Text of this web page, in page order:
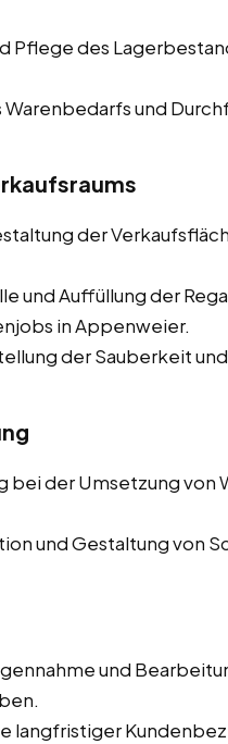
Pflege des
und
der
und Auffüllung der
in Appenweier.
der Sauberkeit
bei der Umsetzung von
und Gestaltung von
und
langfristiger